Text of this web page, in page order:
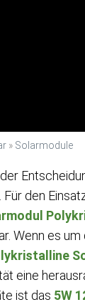
» Solarmodule
Für den
Wenn es
eine
ist das 5W